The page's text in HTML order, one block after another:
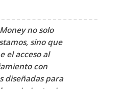
no solo
sino que
el acceso al
con
diseñadas para